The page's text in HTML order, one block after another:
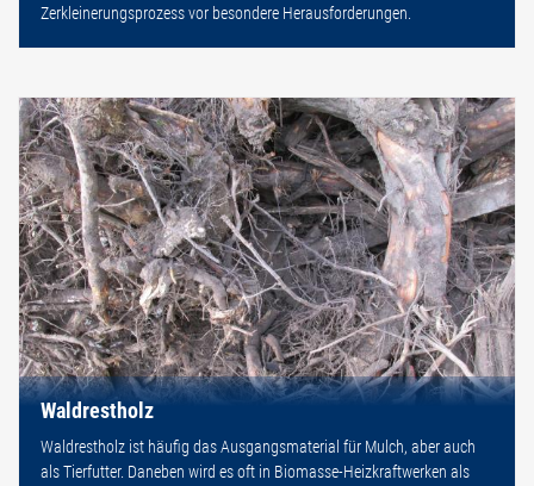
Zerkleinerungsprozess vor besondere Herausforderungen.
Waldrestholz
Waldrestholz ist häufig das Ausgangsmaterial für Mulch, aber auch
als Tierfutter. Daneben wird es oft in Biomasse-Heizkraftwerken als